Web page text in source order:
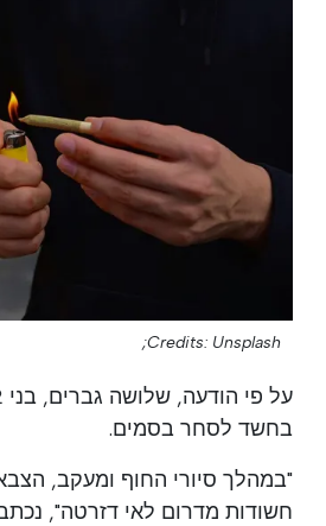
Credits: Unsplash;
בחשד לסחר בסמים.
"במהלך סיורי החוף ומעקב,
חשודות מדרום לאי דזרטה",